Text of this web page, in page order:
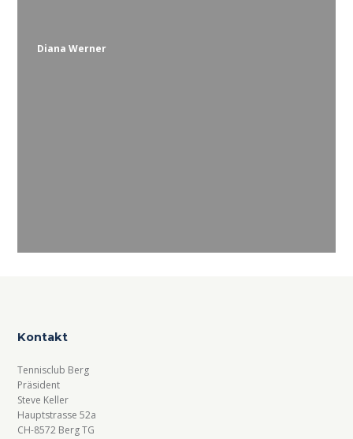
Diana Werner
Kontakt
Tennisclub Berg
Präsident
Steve Keller
Hauptstrasse 52a
CH-8572 Berg TG